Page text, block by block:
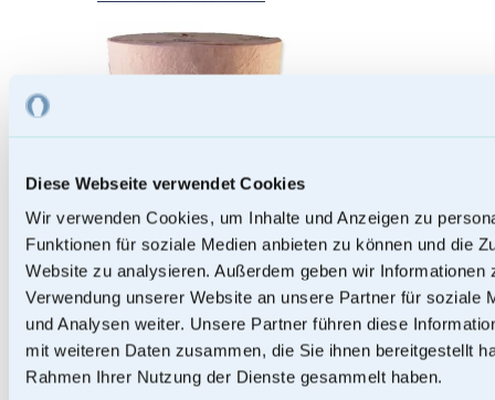
Diese Webseite verwendet Cookies
Wir verwenden Cookies, um Inhalte und Anzeigen zu
Funktionen für soziale Medien anbieten zu können und die
Website zu analysieren. Außerdem geben wir Informationen
Verwendung unserer Website an unsere Partner für soziale
und Analysen weiter. Unsere Partner führen diese
mit weiteren Daten zusammen, die Sie ihnen bereitgestellt
Rahmen Ihrer Nutzung der Dienste gesammelt haben.
Papierurnen